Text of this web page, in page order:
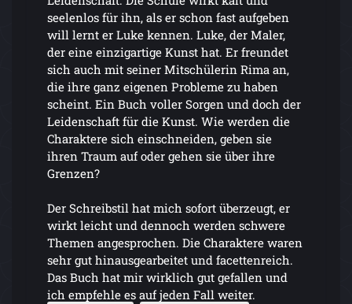
seelenlos für ihn, als er schon fast aufgeben
will lernt er Luke kennen. Luke, der Maler,
der eine einzigartige Kunst hat. Er freundet
sich auch mit seiner Mitschülerin Rima an,
die ihre ganz eigenen Probleme zu haben
scheint. Ein Buch voller Sorgen und doch der
Leidenschaft für die Kunst. Wie werden die
Charaktere sich einschneiden, geben sie
ihren Traum auf oder gehen sie über ihre
Grenzen?
Der Schreibstil hat mich sofort überzeugt, er
wirkt leicht und dennoch werden schwere
Themen angesprochen. Die Charaktere waren
sehr gut hinausgearbeitet und facettenreich.
Das Buch hat mir wirklich gut gefallen und
ich empfehle es auf jeden Fall weiter.